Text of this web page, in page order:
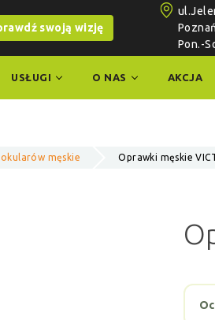
swoją wizję
Poznań
Pon.-
USŁUGI O NAS AKCJA
męskie Oprawki męskie